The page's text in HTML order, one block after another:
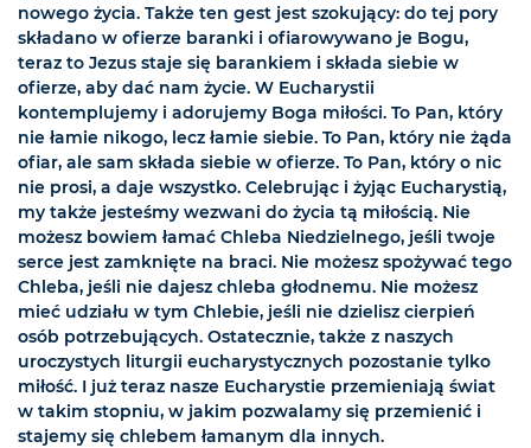
nowego życia. Także ten gest jest szokujący: do tej pory
składano w ofierze baranki i ofiarowywano je Bogu,
teraz to Jezus staje się barankiem i składa siebie w
ofierze, aby dać nam życie. W Eucharystii
kontemplujemy i adorujemy Boga miłości. To Pan, który
nie łamie nikogo, lecz łamie siebie. To Pan, który nie żąda
ofiar, ale sam składa siebie w ofierze. To Pan, który o nic
nie prosi, a daje wszystko. Celebrując i żyjąc Eucharystią,
my także jesteśmy wezwani do życia tą miłością. Nie
możesz bowiem łamać Chleba Niedzielnego, jeśli twoje
serce jest zamknięte na braci. Nie możesz spożywać tego
Chleba, jeśli nie dajesz chleba głodnemu. Nie możesz
mieć udziału w tym Chlebie, jeśli nie dzielisz cierpień
osób potrzebujących. Ostatecznie, także z naszych
uroczystych liturgii eucharystycznych pozostanie tylko
miłość. I już teraz nasze Eucharystie przemieniają świat
w takim stopniu, w jakim pozwalamy się przemienić i
stajemy się chlebem łamanym dla innych.